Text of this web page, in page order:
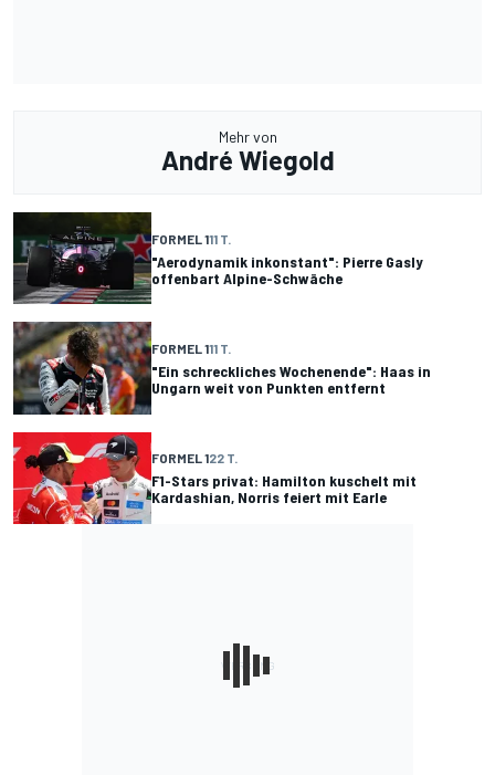
Mehr von
André Wiegold
FORMEL 111 T.
"Aerodynamik inkonstant": Pierre Gasly
offenbart Alpine-Schwäche
FORMEL 111 T.
"Ein schreckliches Wochenende": Haas in
Ungarn weit von Punkten entfernt
FORMEL 122 T.
F1-Stars privat: Hamilton kuschelt mit
Kardashian, Norris feiert mit Earle